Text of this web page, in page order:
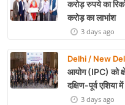
करोड़ रुपये का
करोड़ का लाभांश
3 days ago
Delhi / New
आयोग (IPC) को
दक्षिण-पूर्व एशिया
3 days ago